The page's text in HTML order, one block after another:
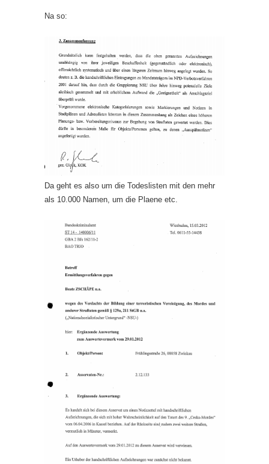
Na so:
Da geht es also um die Todeslisten mit den mehr
als 10.000 Namen, um die Plaene etc.